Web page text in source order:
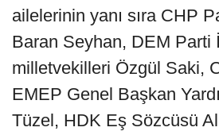
ailelerinin yanı sıra CHP
Baran Seyhan, DEM Parti
milletvekilleri Özgül Saki,
EMEP Genel Başkan
Tüzel, HDK Eş Sözcüsü